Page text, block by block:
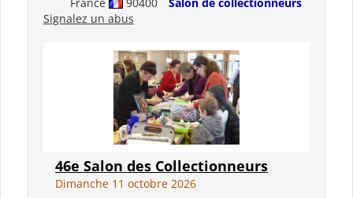
Signalez un abus
46e Salon des Collectionneurs
Dimanche 11 octobre 2026